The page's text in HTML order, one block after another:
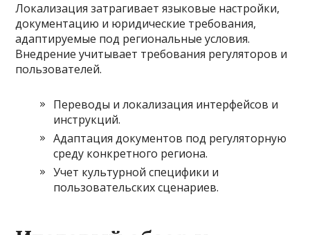
Локализация затрагивает языковые настройки,
документацию и юридические требования,
адаптируемые под региональные условия.
Внедрение учитывает требования регуляторов и
пользователей.
Переводы и локализация интерфейсов и
инструкций.
Адаптация документов под регуляторную
среду конкретного региона.
Учет культурной специфики и
пользовательских сценариев.